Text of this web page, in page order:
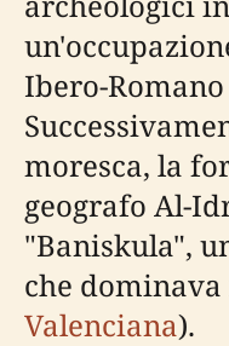
Ibero-
moresca, la
geografo Al-
"Baniskula",
che
Valenciana).